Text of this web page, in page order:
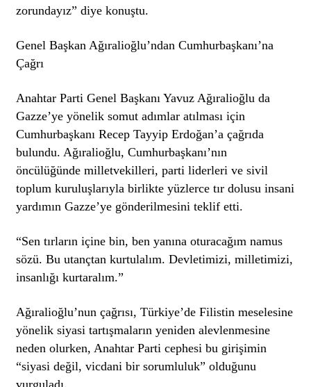
zorundayız” diye konuştu.
Genel Başkan Ağıralioğlu’ndan Cumhurbaşkanı’na
Çağrı
Anahtar Parti Genel Başkanı Yavuz Ağıralioğlu da
Gazze’ye yönelik somut adımlar atılması için
Cumhurbaşkanı Recep Tayyip Erdoğan’a çağrıda
bulundu. Ağıralioğlu, Cumhurbaşkanı’nın
öncülüğünde milletvekilleri, parti liderleri ve sivil
toplum kuruluşlarıyla birlikte yüzlerce tır dolusu insani
yardımın Gazze’ye gönderilmesini teklif etti.
“Sen tırların içine bin, ben yanına oturacağım namus
sözü. Bu utançtan kurtulalım. Devletimizi, milletimizi,
insanlığı kurtaralım.”
Ağıralioğlu’nun çağrısı, Türkiye’de Filistin meselesine
yönelik siyasi tartışmaların yeniden alevlenmesine
neden olurken, Anahtar Parti cephesi bu girişimin
“siyasi değil, vicdani bir sorumluluk” olduğunu
vurguladı.